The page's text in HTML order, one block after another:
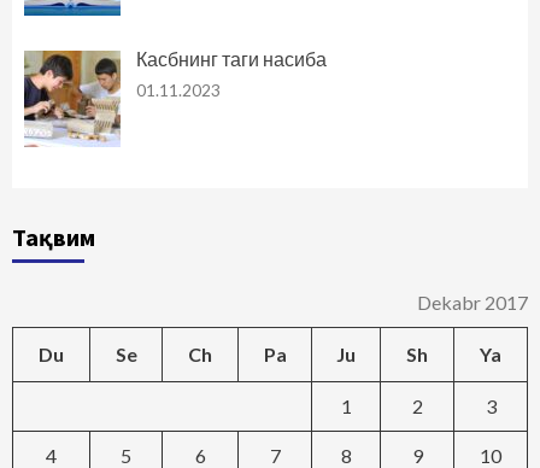
Касбнинг таги насиба
01.11.2023
Тақвим
Dekabr 2017
Du Se Ch Pa Ju Sh Ya
1 2 3
4 5 6 7 8 9 10